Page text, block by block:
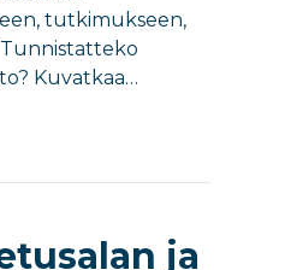
tutkimukseen,
Kuvatkaa…
ja